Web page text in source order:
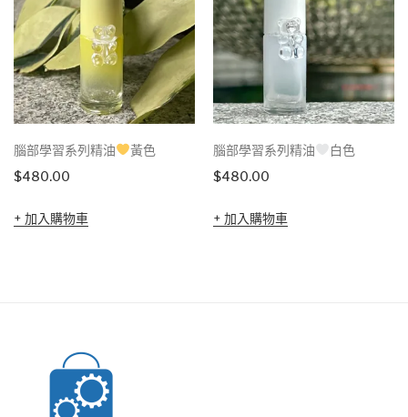
腦部學習系列精油
黃色
$480.00
加入購物車
腦部學習系列精油
白色
$480.00
加入購物車